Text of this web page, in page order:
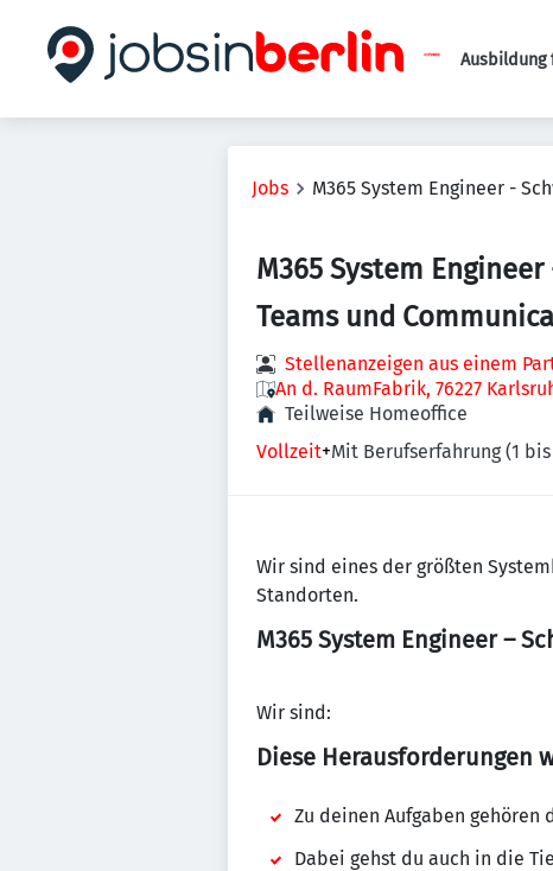
Ausbildung
Jobs M365 System Engineer -
M365 System
Teams und
Stellenanzeigen aus einem
An d. RaumFabrik, 76227
Teilweise Homeoffice
Vollzeit+Mit Berufserfahrung (1 bis
Wir sind eines der größten
Standorten.
M365 System Engineer –
Wir sind:
Diese Herausforderungen
Zu deinen Aufgaben gehören
Dabei gehst du auch in die